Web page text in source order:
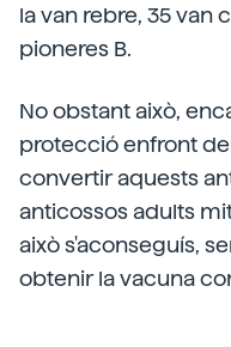
la van rebre, 35 van
pioneres B.
No obstant això,
protecció enfront
convertir aquests
anticossos adults
això s'aconseguís,
obtenir la vacuna